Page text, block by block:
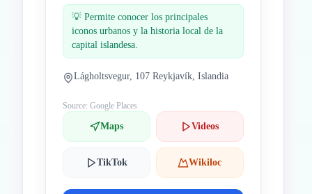
💡 Permite conocer los principales
iconos urbanos y la historia local de la
capital islandesa.
Lágholtsvegur, 107 Reykjavík, Islandia
Source: Google Places
Maps Videos
TikTok Wikiloc